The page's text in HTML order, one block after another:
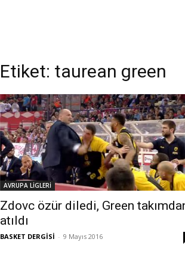
Etiket: taurean green
AVRUPA LİGLERİ
Zdovc özür diledi, Green
atıldı
BASKET DERGİSİ - 9 Mayıs 2016